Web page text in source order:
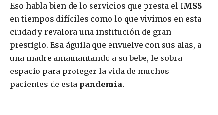
Eso habla bien de lo servicios que presta el IMSS
en tiempos difíciles como lo que vivimos en esta
ciudad y revalora una institución de gran
prestigio. Esa águila que envuelve con sus alas, a
una madre amamantando a su bebe, le sobra
espacio para proteger la vida de muchos
pacientes de esta pandemia.